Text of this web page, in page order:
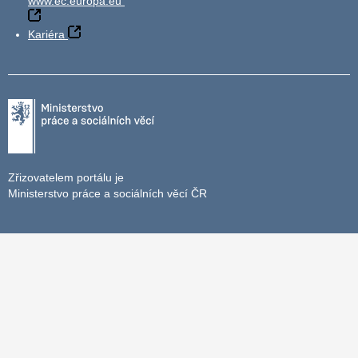
Kariéra
Zřizovatelem portálu je
Ministerstvo práce a sociálních věcí ČR